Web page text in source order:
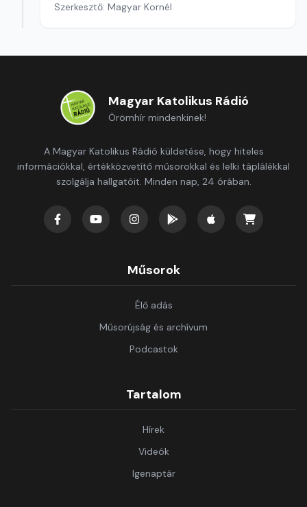
Szerkesztő: Magyar Kornél
Magyar Katolikus Rádió
Örömhír mindenkinek!
A Magyar Katolikus Rádió küldetése, hogy hiteles
információkkal, értékközvetítő műsorokkal és lelki táplálékkal
szolgálja hallgatóit. Minden nap, 24 órában.
Műsorok
Élő adás
Műsorújság és archívum
Podcastok
Tartalom
Hírek
Videók
Igenaptár